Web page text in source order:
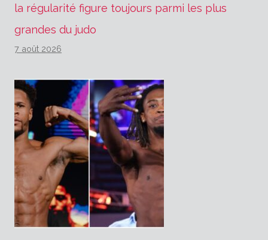
la régularité figure toujours parmi les plus
grandes du judo
7 août 2026